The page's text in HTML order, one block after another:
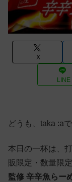
X
LINE
どうも、taka :aで
本日の一杯は、
販限定・数量限
監修 辛辛魚らー